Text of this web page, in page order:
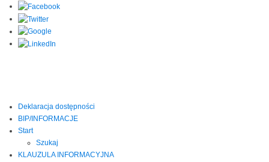
Deklaracja dostępności
BIP/INFORMACJE
Start
Szukaj
KLAUZULA INFORMACYJNA